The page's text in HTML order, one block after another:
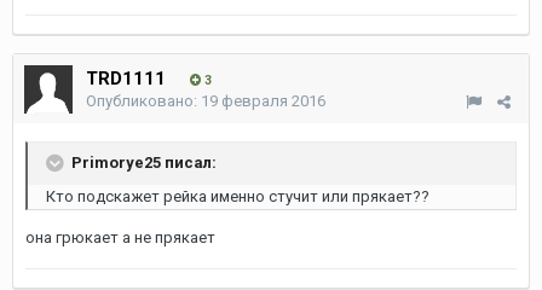
TRD1111 3
Опубликовано: 19 февраля 2016
Primorye25 писал:
Кто подскажет рейка именно стучит или прякает??
она грюкает а не прякает